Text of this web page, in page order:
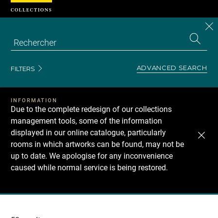
FILTERS ADVANCED SEARCH
INFORMATION
Due to the complete redesign of our collections
management tools, some of the information
displayed in our online catalogue, particularly
rooms in which artworks can be found, may not be
up to date. We apologise for any inconvenience
caused while normal service is being restored.
Recherche
Cookies management panel